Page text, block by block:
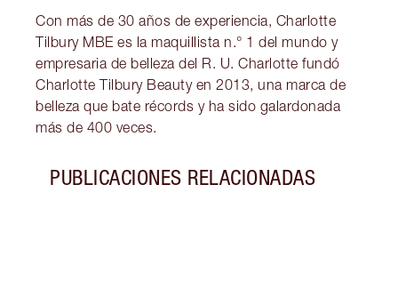
Con más de 30 años de experiencia, Charlotte
Tilbury MBE es la maquillista n.° 1 del mundo y
empresaria de belleza del R. U. Charlotte fundó
Charlotte Tilbury Beauty en 2013, una marca de
belleza que bate récords y ha sido galardonada
más de 400 veces.
PUBLICACIONES RELACIONADAS